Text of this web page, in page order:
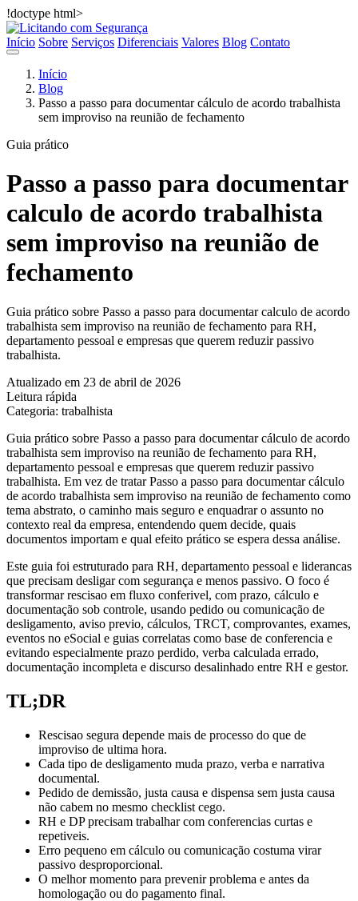
!doctype html>
Início Sobre Serviços Diferenciais Valores Blog Contato
Início
Blog
Passo a passo para documentar cálculo de acordo trabalhista
sem improviso na reunião de fechamento
Guia prático
Passo a passo para documentar
calculo de acordo trabalhista
sem improviso na reunião de
fechamento
Guia prático sobre Passo a passo para documentar calculo de acordo
trabalhista sem improviso na reunião de fechamento para RH,
departamento pessoal e empresas que querem reduzir passivo
trabalhista.
Atualizado em 23 de abril de 2026
Leitura rápida
Categoria: trabalhista
Guia prático sobre Passo a passo para documentar cálculo de acordo
trabalhista sem improviso na reunião de fechamento para RH,
departamento pessoal e empresas que querem reduzir passivo
trabalhista. Em vez de tratar Passo a passo para documentar cálculo
de acordo trabalhista sem improviso na reunião de fechamento como
tema abstrato, o caminho mais seguro e enquadrar o assunto no
contexto real da empresa, entendendo quem decide, quais
documentos importam e qual efeito prático se espera dessa análise.
Este guia foi estruturado para RH, departamento pessoal e liderancas
que precisam desligar com segurança e menos passivo. O foco é
transformar rescisao em fluxo conferivel, com prazo, cálculo e
documentação sob controle, usando pedido ou comunicação de
desligamento, aviso previo, cálculos, TRCT, comprovantes, exames,
eventos no eSocial e guias correlatas como base de conferencia e
evitando especialmente prazo perdido, verba calculada errado,
documentação incompleta e discurso desalinhado entre RH e gestor.
TL;DR
Rescisao segura depende mais de processo do que de
improviso de ultima hora.
Cada tipo de desligamento muda prazo, verba e narrativa
documental.
Pedido de demissão, justa causa e dispensa sem justa causa
não cabem no mesmo checklist cego.
RH e DP precisam trabalhar com conferencias curtas e
repetiveis.
Erro pequeno em cálculo ou comunicação costuma virar
passivo desproporcional.
O melhor momento para prevenir problema e antes da
homologação ou do pagamento final.